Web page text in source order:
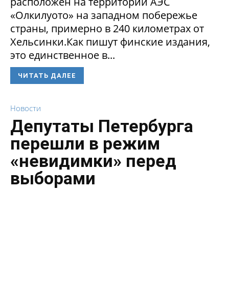
«Олкилуото» на западном побережье
страны, примерно в 240 километрах от
Хельсинки.Как пишут финские издания,
это единственное в...
ЧИТАТЬ ДАЛЕЕ
Новости
Депутаты Петербурга
перешли в режим
«невидимки» перед
выборами